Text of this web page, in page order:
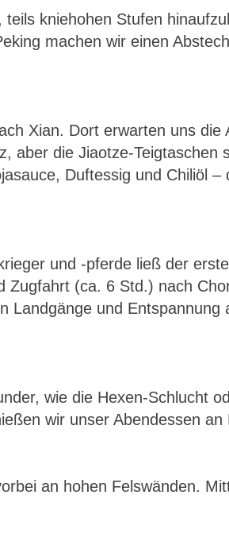
kniehohen Stufen
machen wir einen
Xian. Dort erwarten uns die
aber die Jiaotze-Teigtaschen
Duftessig und Chiliöl –
und -pferde ließ der
Zugfahrt (ca. 6 Std.) nach
Landgänge und Entspannung
wie die Hexen-Schlucht
wir unser Abendessen
an hohen Felswänden.